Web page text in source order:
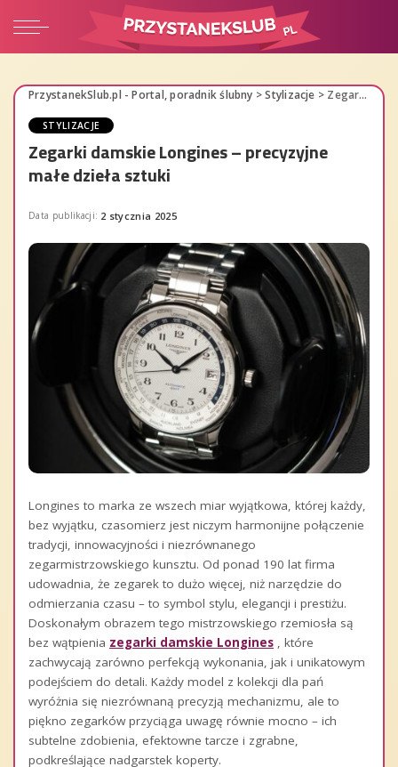
PrzystanekSlub.pl - Portal, poradnik ślubny >Stylizacje > Zegarki damskie Longines – precyzyjne małe dzieła sztuki
STYLIZACJE
Zegarki damskie Longines – precyzyjne
małe dzieła sztuki
Data publikacji: 2 stycznia 2025
Longines to marka ze wszech miar wyjątkowa, której każdy,
bez wyjątku, czasomierz jest niczym harmonijne połączenie
tradycji, innowacyjności i niezrównanego
zegarmistrzowskiego kunsztu. Od ponad 190 lat firma
udowadnia, że zegarek to dużo więcej, niż narzędzie do
odmierzania czasu – to symbol stylu, elegancji i prestiżu.
Doskonałym obrazem tego mistrzowskiego rzemiosła są
bez wątpienia zegarki damskie Longines , które
zachwycają zarówno perfekcją wykonania, jak i unikatowym
podejściem do detali. Każdy model z kolekcji dla pań
wyróżnia się niezrównaną precyzją mechanizmu, ale to
piękno zegarków przyciąga uwagę równie mocno – ich
subtelne zdobienia, efektowne tarcze i zgrabne,
podkreślające nadgarstek koperty.